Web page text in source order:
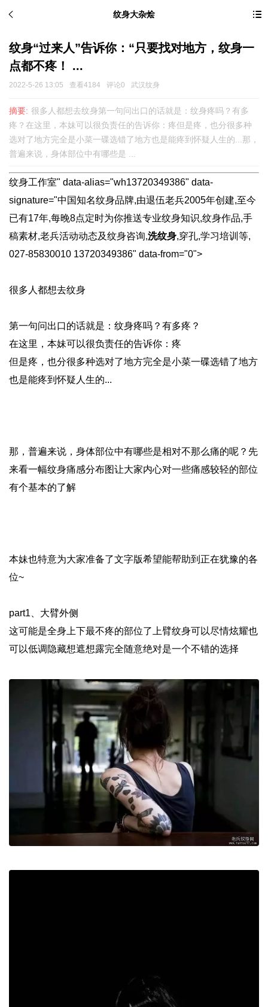
纹身大杂烩
纹身“过来人”告诉你：“只要找对地方，纹身一
点都不疼！ ...
2022-5-26 13:05 查看4184 评论0 武汉纹身
摘要: 很多人都想去纹身第一句问出口的话就是：纹身疼吗？有多
疼？在这里，本妹可以很负责任的告诉你：疼但是疼，也分很多种
选对了地方完全是小菜一碟选错了地方也是能疼到怀疑人生的...那，
普遍来说，身体部位中有哪些是 ...
纹身工作室" data-alias="wh13720349386" data-
signature="中国知名纹身品牌,由退伍老兵2005年创建,至今
已有17年,每晚8点定时为你推送专业纹身知识,纹身作品,手
稿素材,老兵活动动态及纹身咨询,洗纹身,穿孔,学习培训等,
027-85830010 13720349386" data-from="0">
很多人都想去纹身
第一句问出口的话就是：纹身疼吗？有多疼？
在这里，本妹可以很负责任的告诉你：疼
但是疼，也分很多种选对了地方完全是小菜一碟选错了地方
也是能疼到怀疑人生的...
那，普遍来说，身体部位中有哪些是相对不那么痛的呢？先
来看一幅纹身痛感分布图让大家内心对一些痛感较轻的部位
有个基本的了解
本妹也特意为大家准备了文字版希望能帮助到正在犹豫的各
位~
part1、大臂外侧
这可能是全身上下最不疼的部位了上臂纹身可以尽情炫耀也
可以低调隐藏想遮想露完全随意绝对是一个不错的选择